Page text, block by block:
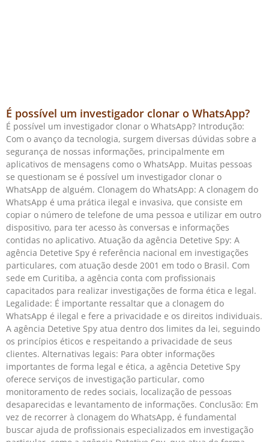
É possível um investigador clonar o WhatsApp?
É possível um investigador clonar o WhatsApp? Introdução:
Com o avanço da tecnologia, surgem diversas dúvidas sobre a
segurança de nossas informações, principalmente em
aplicativos de mensagens como o WhatsApp. Muitas pessoas
se questionam se é possível um investigador clonar o
WhatsApp de alguém. Clonagem do WhatsApp: A clonagem do
WhatsApp é uma prática ilegal e invasiva, que consiste em
copiar o número de telefone de uma pessoa e utilizar em outro
dispositivo, para ter acesso às conversas e informações
contidas no aplicativo. Atuação da agência Detetive Spy: A
agência Detetive Spy é referência nacional em investigações
particulares, com atuação desde 2001 em todo o Brasil. Com
sede em Curitiba, a agência conta com profissionais
capacitados para realizar investigações de forma ética e legal.
Legalidade: É importante ressaltar que a clonagem do
WhatsApp é ilegal e fere a privacidade e os direitos individuais.
A agência Detetive Spy atua dentro dos limites da lei, seguindo
os princípios éticos e respeitando a privacidade de seus
clientes. Alternativas legais: Para obter informações
importantes de forma legal e ética, a agência Detetive Spy
oferece serviços de investigação particular, como
monitoramento de redes sociais, localização de pessoas
desaparecidas e levantamento de informações. Conclusão: Em
vez de recorrer à clonagem do WhatsApp, é fundamental
buscar ajuda de profissionais especializados em investigação